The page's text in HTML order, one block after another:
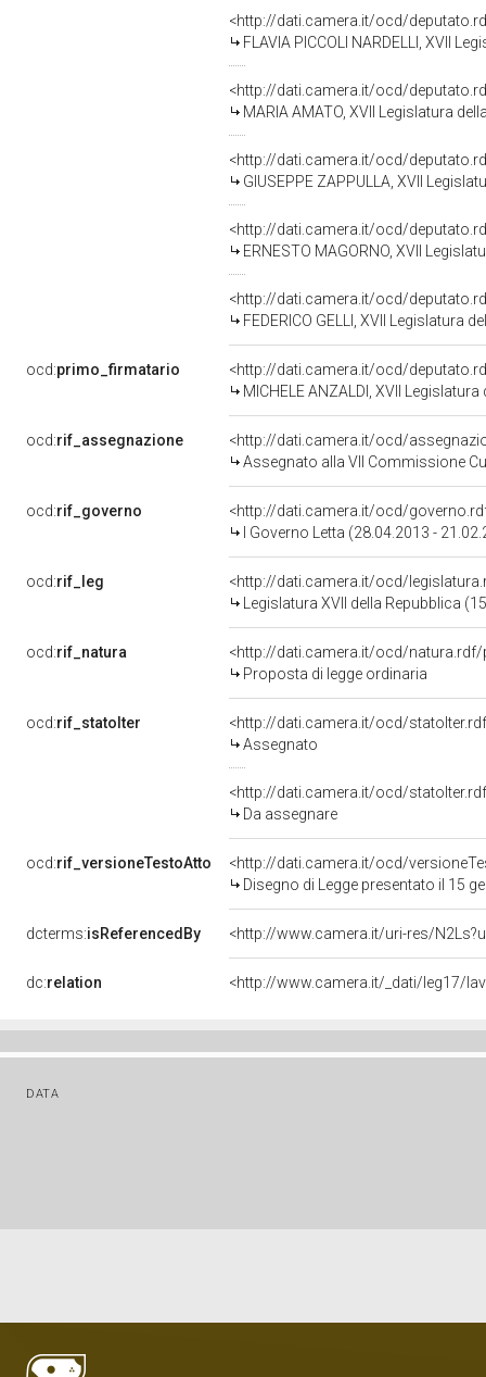
<http://dati.camera.it/ocd/
FLAVIA PICCOLI NARDELLI, XVII
<http://dati.camera.it/ocd/
MARIA AMATO, XVII Legislatura
<http://dati.camera.it/ocd/
GIUSEPPE ZAPPULLA, XVII
<http://dati.camera.it/ocd/
ERNESTO MAGORNO, XVII
<http://dati.camera.it/ocd/
FEDERICO GELLI, XVII Legislatura
ocd:primo_firmatario
<http://dati.camera.it/ocd/
MICHELE ANZALDI, XVII
ocd:rif_assegnazione
<http://dati.camera.it/ocd/
Assegnato alla VII Commissione
ocd:rif_governo
<http://dati.camera.it/ocd/
I Governo Letta (28.04.2013 -
ocd:rif_leg
<http://dati.camera.it/ocd/
Legislatura XVII della Repubblica
ocd:rif_natura
<http://dati.camera.it/ocd/natura.rdf/
Proposta di legge ordinaria
ocd:rif_statoIter
<http://dati.camera.it/ocd/
Assegnato
<http://dati.camera.it/ocd/
Da assegnare
ocd:rif_versioneTestoAtto
<http://dati.camera.it/ocd/
Disegno di Legge presentato il 15
dcterms:isReferencedBy <http://www.camera.it/uri-res/
dc:relation <http://www.camera.it/_dati/leg17/
DATA